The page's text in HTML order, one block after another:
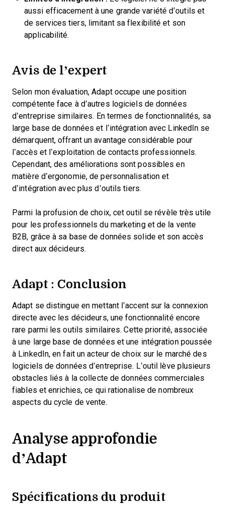
aussi efficacement à une grande variété d’outils et
de services tiers, limitant sa flexibilité et son
applicabilité.
Avis de l’expert
Selon mon évaluation, Adapt occupe une position
compétente face à d’autres logiciels de données
d’entreprise similaires. En termes de fonctionnalités, sa
large base de données et l’intégration avec LinkedIn se
démarquent, offrant un avantage considérable pour
l’accès et l’exploitation de contacts professionnels.
Cependant, des améliorations sont possibles en
matière d’ergonomie, de personnalisation et
d’intégration avec plus d’outils tiers.
Parmi la profusion de choix, cet outil se révèle très utile
pour les professionnels du marketing et de la vente
B2B, grâce à sa base de données solide et son accès
direct aux décideurs.
Adapt : Conclusion
Adapt se distingue en mettant l’accent sur la connexion
directe avec les décideurs, une fonctionnalité encore
rare parmi les outils similaires. Cette priorité, associée
à une large base de données et une intégration poussée
à LinkedIn, en fait un acteur de choix sur le marché des
logiciels de données d’entreprise. L’outil lève plusieurs
obstacles liés à la collecte de données commerciales
fiables et enrichies, ce qui rationalise de nombreux
aspects du cycle de vente.
Analyse approfondie
d’Adapt
Spécifications du produit